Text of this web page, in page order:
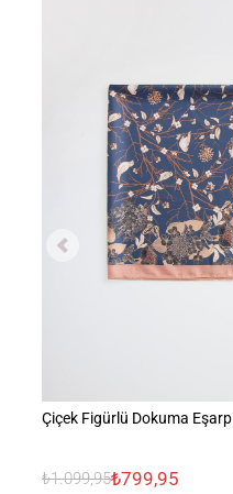
Çiçek Figürlü Dokuma Eşarp
₺1.099,95₺799,95